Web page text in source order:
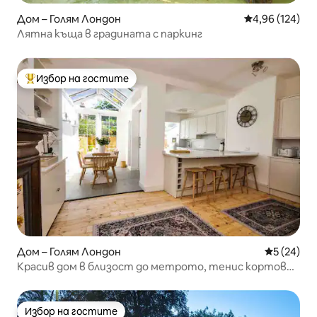
Дом – Голям Лондон Средна
4,96 (124)
Лятна къща в градината с паркинг
Най-популярен избор на гостите
Избор на гостите
Дом – Голям Лондон Средна
5 (24)
Красив дом в близост до метрото, тенис кортове
Избор на гостите